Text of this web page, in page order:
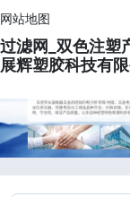
网站地图
过滤网_双色注塑
展辉塑胶科技有